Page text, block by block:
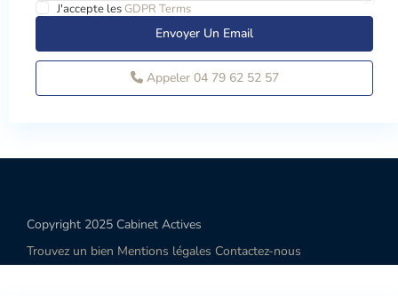
J'accepte les GDPR Terms
Appeler 04 79 62 52 57
Copyright 2025 Cabinet Actives
Trouvez un bien Mentions légales Contactez-nous